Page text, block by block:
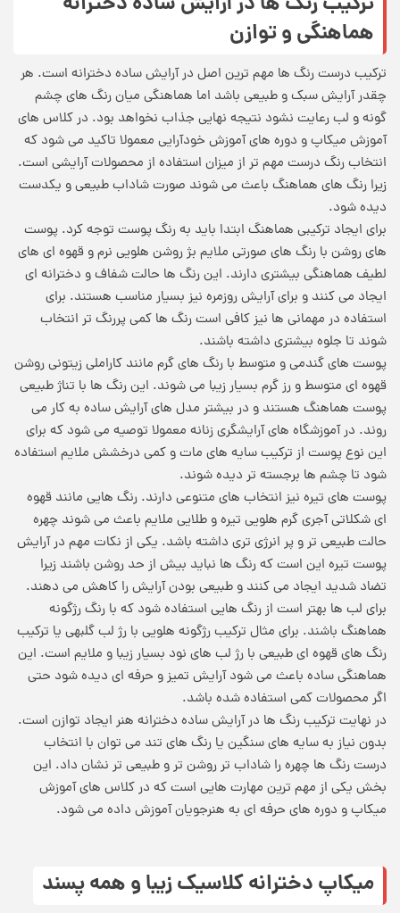
هماهنگی و توازن
ترکیب درست رنگ ها مهم ترین اصل در آرایش ساده دخترانه است. هر
چقدر آرایش سبک و طبیعی باشد اما هماهنگی میان رنگ های چشم
گونه و لب رعایت نشود نتیجه نهایی جذاب نخواهد بود. در کلاس های
آموزش میکاپ و دوره های آموزش خودآرایی معمولا تاکید می شود که
انتخاب رنگ درست مهم تر از میزان استفاده از محصولات آرایشی است.
زیرا رنگ های هماهنگ باعث می شوند صورت شاداب طبیعی و یکدست
دیده شود.
برای ایجاد ترکیبی هماهنگ ابتدا باید به رنگ پوست توجه کرد. پوست
های روشن با رنگ های صورتی ملایم بژ روشن هلویی نرم و قهوه ای های
لطیف هماهنگی بیشتری دارند. این رنگ ها حالت شفاف و دخترانه ای
ایجاد می کنند و برای آرایش روزمره نیز بسیار مناسب هستند. برای
استفاده در مهمانی ها نیز کافی است رنگ ها کمی پررنگ تر انتخاب
شوند تا جلوه بیشتری داشته باشند.
پوست های گندمی و متوسط با رنگ های گرم مانند کاراملی زیتونی روشن
قهوه ای متوسط و رز گرم بسیار زیبا می شوند. این رنگ ها با تناژ طبیعی
پوست هماهنگ هستند و در بیشتر مدل های آرایش ساده به کار می
روند. در آموزشگاه های آرایشگری زنانه معمولا توصیه می شود که برای
این نوع پوست از ترکیب سایه های مات و کمی درخشش ملایم استفاده
شود تا چشم ها برجسته تر دیده شوند.
پوست های تیره نیز انتخاب های متنوعی دارند. رنگ هایی مانند قهوه
ای شکلاتی آجری گرم هلویی تیره و طلایی ملایم باعث می شوند چهره
حالت طبیعی تر و پر انرژی تری داشته باشد. یکی از نکات مهم در آرایش
پوست تیره این است که رنگ ها نباید بیش از حد روشن باشند زیرا
تضاد شدید ایجاد می کنند و طبیعی بودن آرایش را کاهش می دهند.
برای لب ها بهتر است از رنگ هایی استفاده شود که با رنگ رژگونه
هماهنگ باشند. برای مثال ترکیب رژگونه هلویی با رژ لب گلبهی یا ترکیب
رنگ های قهوه ای طبیعی با رژ لب های نود بسیار زیبا و ملایم است. این
هماهنگی ساده باعث می شود آرایش تمیز و حرفه ای دیده شود حتی
اگر محصولات کمی استفاده شده باشد.
در نهایت ترکیب رنگ ها در آرایش ساده دخترانه هنر ایجاد توازن است.
بدون نیاز به سایه های سنگین یا رنگ های تند می توان با انتخاب
درست رنگ ها چهره را شاداب تر روشن تر و طبیعی تر نشان داد. این
بخش یکی از مهم ترین مهارت هایی است که در کلاس های آموزش
میکاپ و دوره های حرفه ای به هنرجویان آموزش داده می شود.
میکاپ دخترانه کلاسیک زیبا و همه پسند